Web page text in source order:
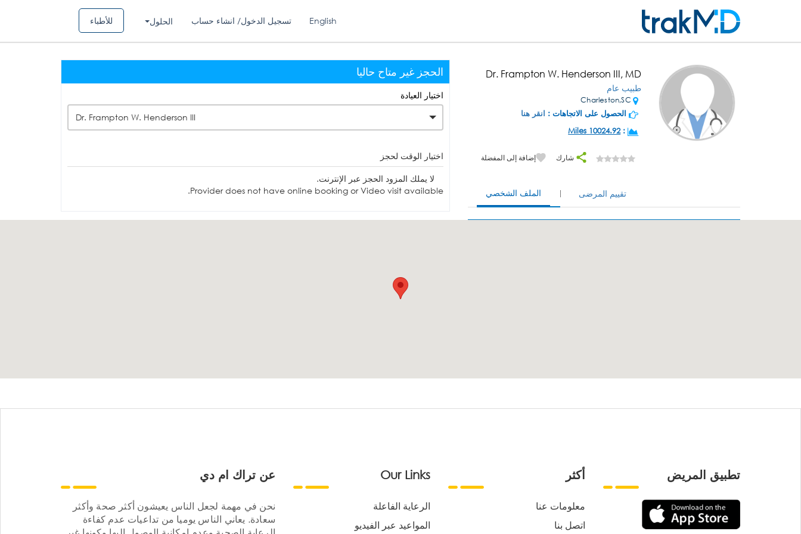
للأطباء الحلول تسجيل الدخول/ انشاء حساب English
Dr. Frampton W. Henderson III, MD
طبيب عام
الحصول على الاتجاهات : انقر هنا
:
10024.92 Miles
شارك إضافة إلى المفضلة
الملف الشخصي تقييم المرضى
الحجز غير متاح حاليا
اختيار العيادة
Dr. Frampton W. Henderson III
اختيار الوقت لحجز
لا يملك المزود الحجز عبر الإنترنت.
Provider does not have online booking or Video visit available.
عن تراك ام دي
نحن في مهمة لجعل الناس يعيشون أكثر صحة وأكثر
سعادة. يعاني الناس يوميا من تداعيات عدم كفاءة
Our Links
الرعاية الفاعلة
المواعيد عبر الفيديو
أكثر
معلومات عنا
اتصل بنا
تطبيق المريض